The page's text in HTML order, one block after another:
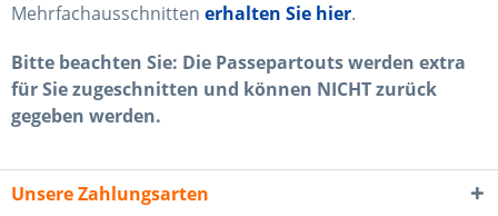
Mehrfachausschnitten erhalten Sie hier.
Bitte beachten Sie: Die Passepartouts werden extra
für Sie zugeschnitten und können NICHT zurück
gegeben werden.
Unsere Zahlungsarten